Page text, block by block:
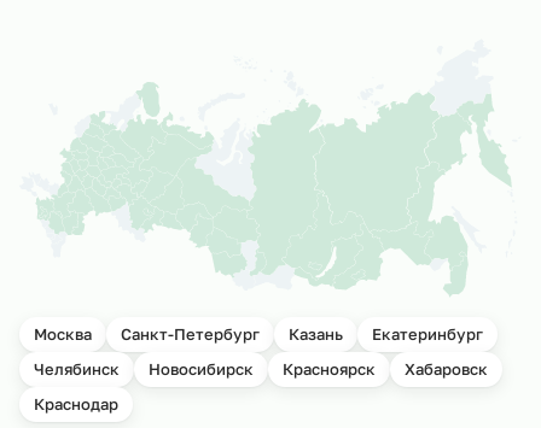
Москва Санкт-Петербург Казань
Екатеринбург
Челябинск
Новосибирск Красноярск
Хабаровск
Краснодар